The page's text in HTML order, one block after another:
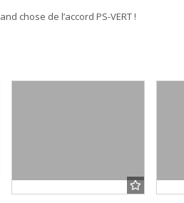
chose de l’accord PS-VERT !